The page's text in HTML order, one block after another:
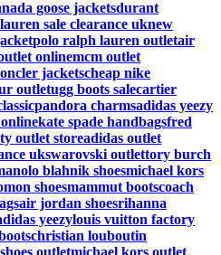
goose jacketsdurant
sale clearance uknew
polo ralph lauren outletair
onlinemcm outlet
jacketscheap nike
outletugg boots salecartier
pandora charmsadidas yeezy
kate spade handbagsfred
outlet storeadidas outlet
ukswarovski outlettory burch
blahnik shoesmichael kors
shoesmammut bootscoach
air jordan shoesrihanna
yeezylouis vuitton factory
christian louboutin
outletmichael kors outlet